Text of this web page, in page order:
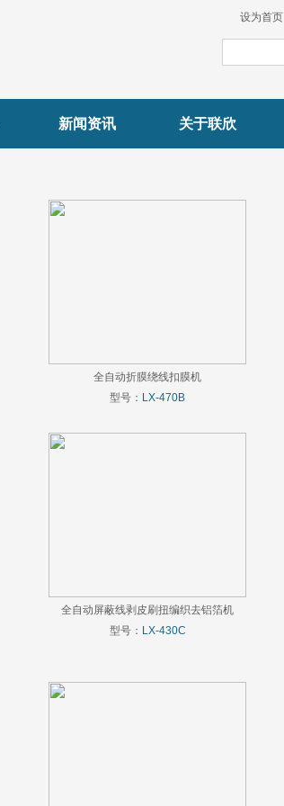
设为首页
新闻资讯 关于联欣
全自动折膜绕线扣膜机
型号： LX-470B
全自动屏蔽线剥皮刷扭编织去铝箔机
型号： LX-430C